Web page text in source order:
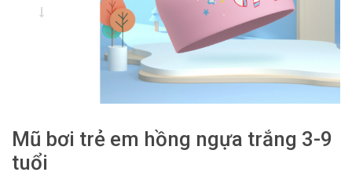
Mũ bơi trẻ em hồng ngựa trắng 3-9
tuổi